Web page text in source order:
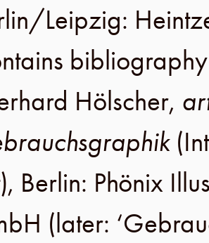
/Leipzig:
Hölscher,
Berlin: Phönix
(later: